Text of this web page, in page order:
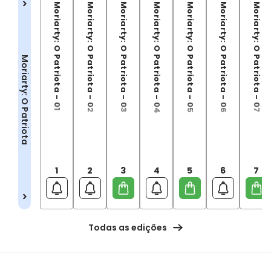
Moriarty: O Patriota Moriarty: O Patriota - 01
1
Moriarty: O Patriota - 02
2
Moriarty: O Patriota - 03
3
Moriarty: O Patriota - 04
4
Moriarty: O Patriota - 05
5
Moriarty: O Patriota - 06
6
Moriarty: O Patriota - 07
7
Todas as edições